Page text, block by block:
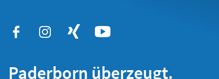
Paderborn überzeugt.